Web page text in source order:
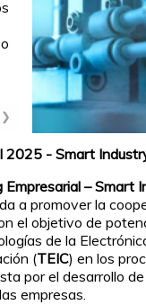
❯
2025 - Smart
– Smart
a promover la
el objetivo de
de la
(TEIC) en los
por el desarrollo de
empresas.